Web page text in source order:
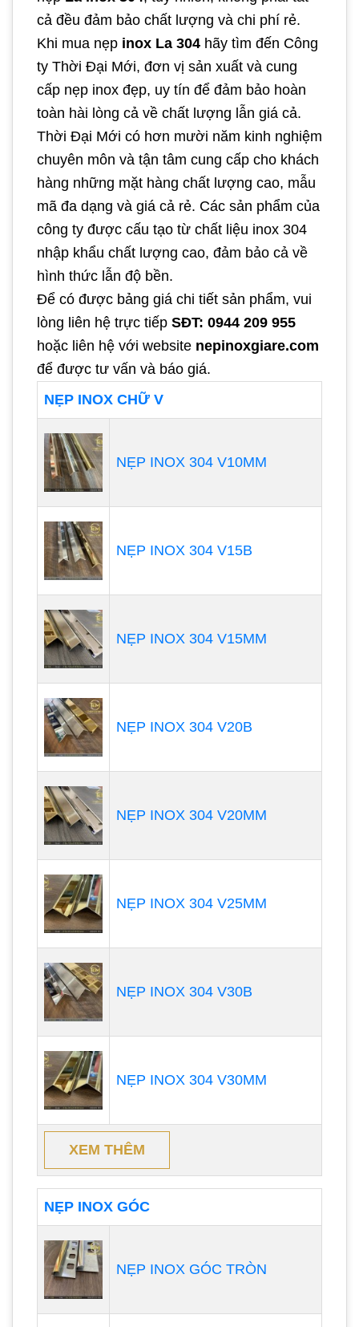
cả đều đảm bảo chất lượng và chi phí rẻ.
Khi mua nẹp inox La 304 hãy tìm đến Công
ty Thời Đại Mới, đơn vị sản xuất và cung
cấp nẹp inox đẹp, uy tín để đảm bảo hoàn
toàn hài lòng cả về chất lượng lẫn giá cả.
Thời Đại Mới có hơn mười năm kinh nghiệm
chuyên môn và tận tâm cung cấp cho khách
hàng những mặt hàng chất lượng cao, mẫu
mã đa dạng và giá cả rẻ. Các sản phẩm của
công ty được cấu tạo từ chất liệu inox 304
nhập khẩu chất lượng cao, đảm bảo cả về
hình thức lẫn độ bền.
Để có được bảng giá chi tiết sản phẩm, vui
lòng liên hệ trực tiếp SĐT: 0944 209 955
hoặc liên hệ với website nepinoxgiare.com
để được tư vấn và báo giá.
NẸP INOX CHỮ V
NẸP INOX 304 V10MM
NẸP INOX 304 V15B
NẸP INOX 304 V15MM
NẸP INOX 304 V20B
NẸP INOX 304 V20MM
NẸP INOX 304 V25MM
NẸP INOX 304 V30B
NẸP INOX 304 V30MM
XEM THÊM
NẸP INOX GÓC
NẸP INOX GÓC TRÒN